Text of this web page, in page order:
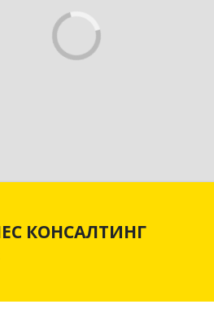
КОНСАЛТИНГ
ул, дом № 27/2, пом.281
Подробнее